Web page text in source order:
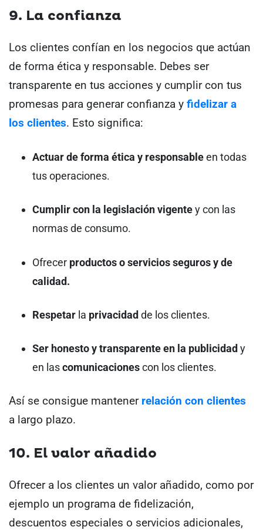
9. La confianza
Los clientes confían en los negocios que actúan
de forma ética y responsable. Debes ser
transparente en tus acciones y cumplir con tus
promesas para generar confianza y fidelizar a
los clientes. Esto significa:
Actuar de forma ética y responsableen todas
tus operaciones.
Cumplir con la legislación vigentey con las
normas de consumo.
Ofrecer productos o servicios seguros y de
calidad.
Respetar la privacidadde los clientes.
Ser honesto y transparente en la publicidad y
en lascomunicacionescon los clientes.
Así se consigue mantener relación con clientes
a largo plazo.
10. El valor añadido
Ofrecer a los clientes un valor añadido, como por
ejemplo un programa de fidelización,
descuentos especiales o servicios adicionales,